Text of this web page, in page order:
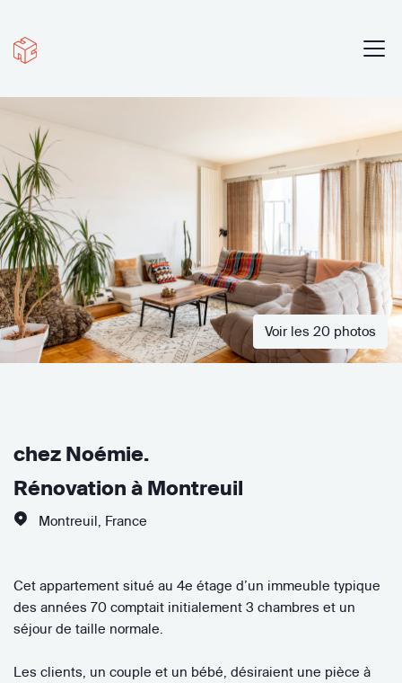
Voir les 20 photos
chez Noémie.
Rénovation à Montreuil
Montreuil France
Cet appartement situé au 4e étage d’un immeuble typique
des années 70 comptait initialement 3 chambres et un
séjour de taille normale.
Les clients, un couple et un bébé, désiraient une pièce à